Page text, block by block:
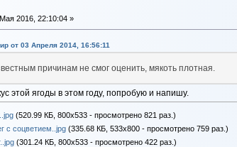
2016, 22:10:04 »
от 03 Апреля 2014, 16:56:11
причинам не смог оценить, мякоть плотная.
этой ягоды в этом году, попробую и напишу.
(520.99 КБ, 800x533 - просмотрено 821 раз.)
с соцветием..jpg(335.68 КБ, 533x800 - просмотрено 759 раз.)
(301.24 КБ, 800x533 - просмотрено 422 раз.)